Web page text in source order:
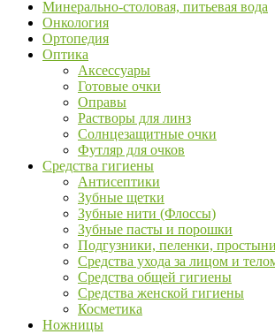
Минерально-столовая, питьевая вода
Онкология
Ортопедия
Оптика
Аксессуары
Готовые очки
Оправы
Растворы для линз
Солнцезащитные очки
Футляр для очков
Средства гигиены
Антисептики
Зубные щетки
Зубные нити (Флоссы)
Зубные пасты и порошки
Подгузники, пеленки, простыни
Средства ухода за лицом и
Средства общей гигиены
Средства женской гигиены
Косметика
Ножницы